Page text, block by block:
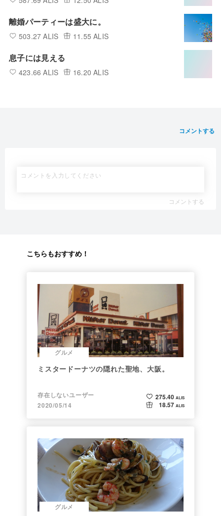
離婚パーティーは盛大に。
503.27 ALIS 11.55 ALIS
息子には見える
423.66 ALIS 16.20 ALIS
コメントする
コメントする
こちらもおすすめ！
グルメ
ミスタードーナツの隠れた聖地、大阪。
存在しないユーザー
2020/05/14
275.40 ALIS
18.57 ALIS
グルメ